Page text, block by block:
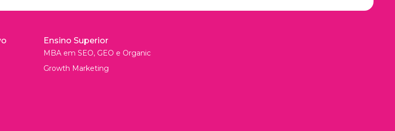
Ensino Superior
MBA em SEO, GEO e Organic
Growth Marketing